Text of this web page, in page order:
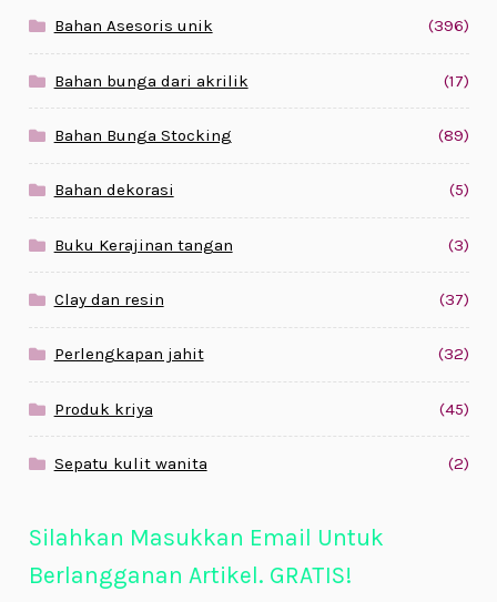
Bahan Asesoris unik (396)
Bahan bunga dari akrilik (17)
Bahan Bunga Stocking (89)
Bahan dekorasi (5)
Buku Kerajinan tangan (3)
Clay dan resin (37)
Perlengkapan jahit (32)
Produk kriya (45)
Sepatu kulit wanita (2)
Silahkan Masukkan Email Untuk
Berlangganan Artikel. GRATIS!